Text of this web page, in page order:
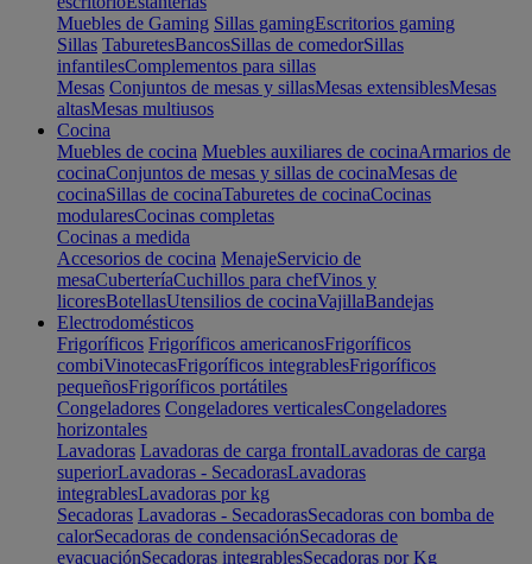
Muebles de Gaming Sillas gamingEscritorios gaming
Sillas TaburetesBancosSillas de comedorSillas
infantilesComplementos para sillas
Mesas Conjuntos de mesas y sillasMesas extensiblesMesas
altasMesas multiusos
Cocina
Muebles de cocina Muebles auxiliares de cocinaArmarios de
cocinaConjuntos de mesas y sillas de cocinaMesas de
cocinaSillas de cocinaTaburetes de cocinaCocinas
modularesCocinas completas
Cocinas a medida
Accesorios de cocina MenajeServicio de
mesaCuberteríaCuchillos para chefVinos y
licoresBotellasUtensilios de cocinaVajillaBandejas
Electrodomésticos
Frigoríficos Frigoríficos americanosFrigoríficos
combiVinotecasFrigoríficos integrablesFrigoríficos
pequeñosFrigoríficos portátiles
Congeladores Congeladores verticalesCongeladores
horizontales
Lavadoras Lavadoras de carga frontalLavadoras de carga
superiorLavadoras - SecadorasLavadoras
integrablesLavadoras por kg
Secadoras Lavadoras - SecadorasSecadoras con bomba de
calorSecadoras de condensaciónSecadoras de
evacuaciónSecadoras integrablesSecadoras por Kg